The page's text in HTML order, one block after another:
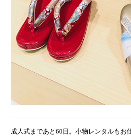
成人式まであと60日。小物レンタルもお